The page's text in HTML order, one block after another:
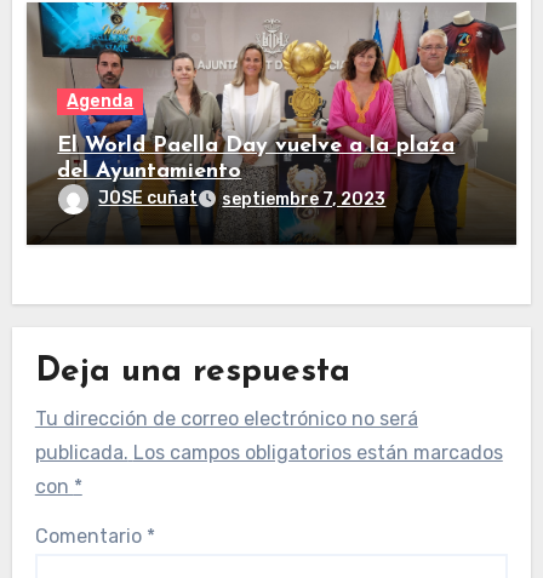
Agenda
El World Paella Day vuelve a la plaza
del Ayuntamiento
JOSE cuñat septiembre 7, 2023
Deja una respuesta
Tu dirección de correo electrónico no será
publicada. Los campos obligatorios están marcados
con *
Comentario *